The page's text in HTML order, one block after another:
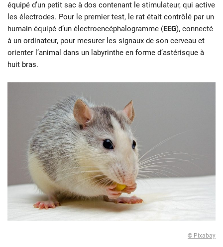
équipé d’un petit sac à dos contenant le stimulateur, qui active
les électrodes. Pour le premier test, le rat était contrôlé par un
humain équipé d’un électroencéphalogramme (EEG), connecté
à un ordinateur, pour mesurer les signaux de son cerveau et
orienter l’animal dans un labyrinthe en forme d’astérisque à
huit bras.
© Pixabay